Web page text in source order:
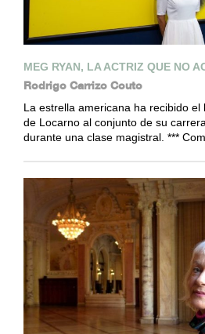
MEG RYAN, LA ACTRIZ QUE NO
Rodrigo Carrizo Couto
La estrella americana ha recibido el
de Locarno al conjunto de su
durante una clase magistral. ***